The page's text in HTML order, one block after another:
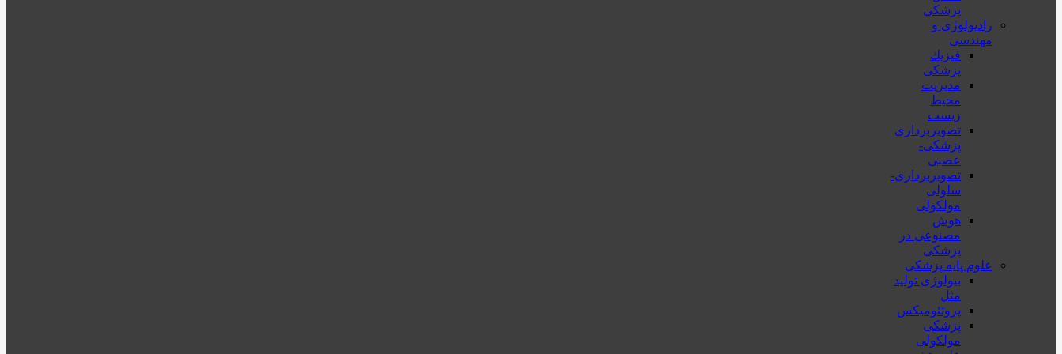
پزشکی
رادیولوژی و
مهندسی
فيزيك
پزشکی
مدیریت
محیط
زیست
تصویربرداری
پزشکی-
عصبی
تصویربرداری-
سلولی
مولکولی
هوش
مصنوعی در
پزشکی
علوم پایه پزشکی
بیولوژی تولید
مثل
پروتئومیکس
پزشکی
مولکولی